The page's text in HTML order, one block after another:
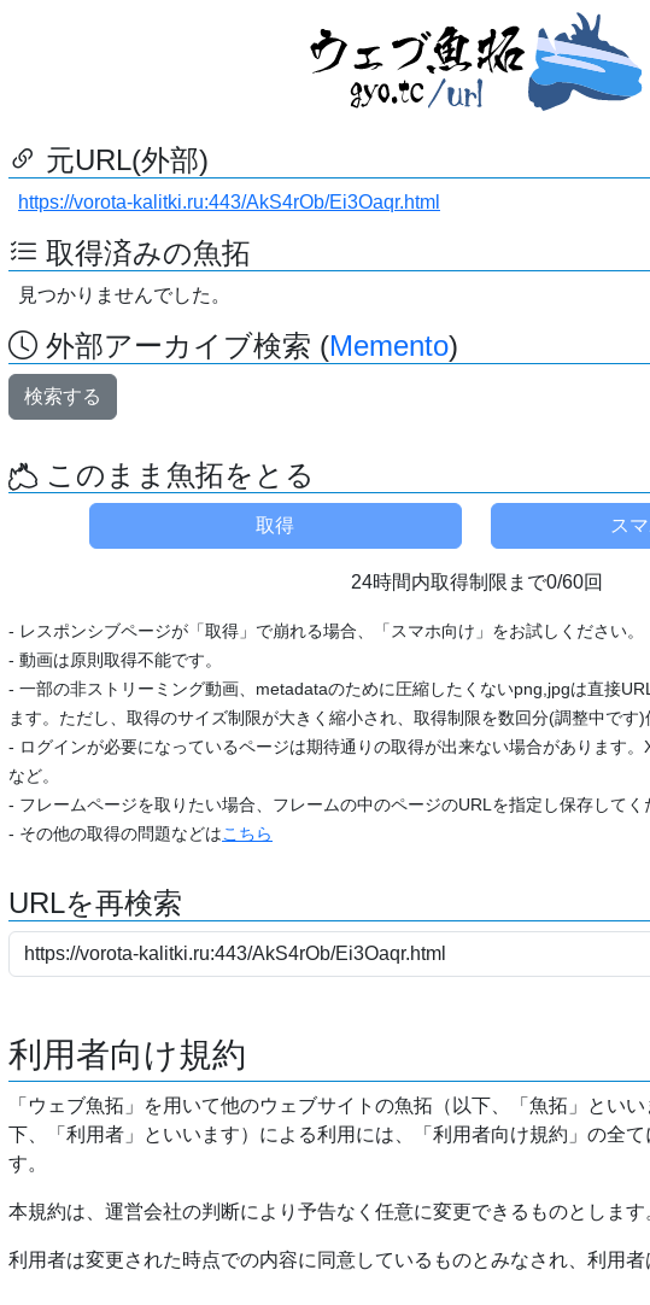
元URL(外部)
https://vorota-kalitki.ru:443/AkS4rOb/Ei3Oaqr.html
取得済みの魚拓
見つかりませんでした。
外部アーカイブ検索 (Memento)
検索する
このまま魚拓をとる
24時間内取得制限まで0/60回
- レスポンシブページが「取得」で崩れる場合、「スマホ向け」をお試しください。
- 動画は原則取得不能です。
- 一部の非ストリーミング動画、metadataのために圧縮したくないpng,jpgは直接
ます。ただし、取得のサイズ制限が大きく縮小され、取得制限を数回分(調整中です)
- ログインが必要になっているページは期待通りの取得が出来ない場合があります
など。
- フレームページを取りたい場合、フレームの中のページのURLを指定し保存してく
- その他の取得の問題などはこちら
URLを再検索
利用者向け規約
「ウェブ魚拓」を用いて他のウェブサイトの魚拓（以下、「魚拓」とい
下、「利用者」といいます）による利用には、「利用者向け規約」の全
す。
本規約は、運営会社の判断により予告なく任意に変更できるものとします
利用者は変更された時点での内容に同意しているものとみなされ、利用者